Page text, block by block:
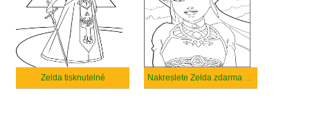
Zelda tisknutelné Nakreslete Zelda zdarma snadný tisknutelné